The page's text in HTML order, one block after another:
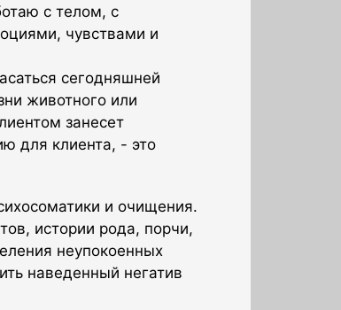
с телом, с
чувствами и
сегодняшней
животного или
занесет
для клиента, - это
и очищения.
истории рода, порчи,
неупокоенных
наведенный негатив